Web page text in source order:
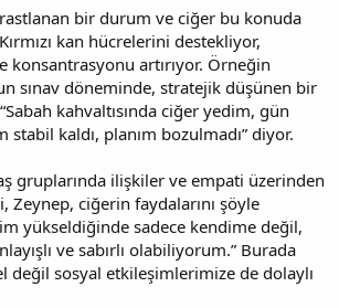
bir durum ve ciğer bu konuda
kan hücrelerini destekliyor,
konsantrasyonu artırıyor. Örneğin
sınav döneminde, stratejik düşünen bir
kahvaltısında ciğer yedim, gün
kaldı, planım bozulmadı” diyor.
gruplarında ilişkiler ve empati üzerinden
Zeynep, ciğerin faydalarını şöyle
yükseldiğinde sadece kendime değil,
ve sabırlı olabiliyorum.” Burada
değil sosyal etkileşimlerimize de dolaylı